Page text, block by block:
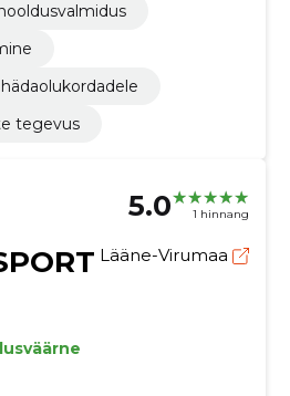
tegevus
5.0 1 hinnang
Lääne-Virumaa